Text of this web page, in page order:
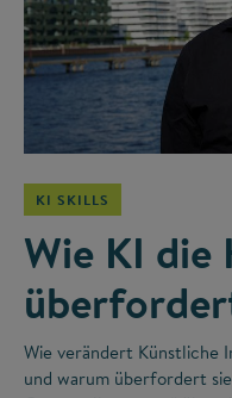
KI SKILLS
Wie KI die
Wie verändert Künstliche
und warum überfordert